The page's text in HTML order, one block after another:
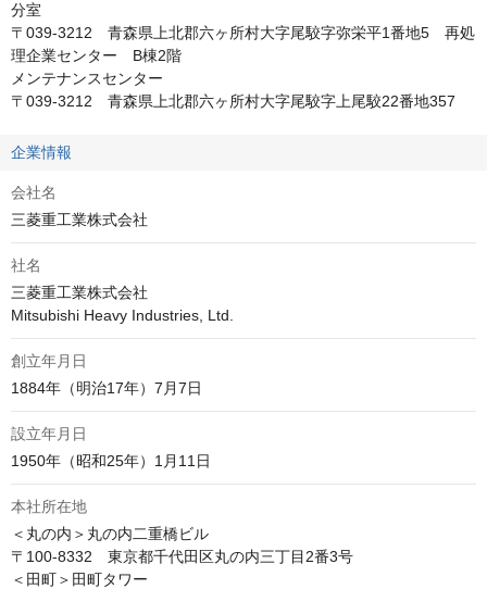
分室
〒039-3212　青森県上北郡六ヶ所村大字尾駮字弥栄平1番地5　再処
理企業センター　B棟2階
メンテナンスセンター
〒039-3212　青森県上北郡六ヶ所村大字尾駮字上尾駮22番地357
企業情報
会社名
三菱重工業株式会社
社名
三菱重工業株式会社
Mitsubishi Heavy Industries, Ltd.
創立年月日
1884年（明治17年）7月7日
設立年月日
1950年（昭和25年）1月11日
本社所在地
＜丸の内＞丸の内二重橋ビル
〒100-8332　東京都千代田区丸の内三丁目2番3号
＜田町＞田町タワー